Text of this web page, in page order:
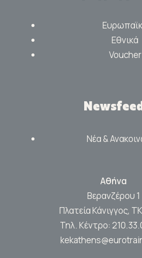
Εθνικά
Voucher
Νέα &
Αθήνα
Βερανζέρου 1
Πλατεία Κάνιγγος,
Τηλ. Κέντρο: